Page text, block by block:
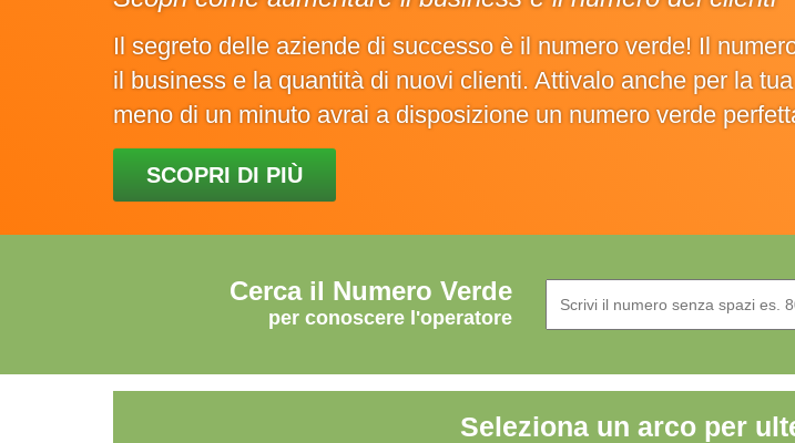
Il segreto delle aziende di successo è il numero verde! Il
il business e la quantità di nuovi clienti. Attivalo anche per la
meno di un minuto avrai a disposizione un numero verde
SCOPRI DI PIÙ
Cerca il Numero Verde
per conoscere l'operatore
Seleziona un arco per